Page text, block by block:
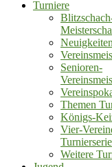
Turniere
Senioren‑
Themen
Turnierserie
Weitere